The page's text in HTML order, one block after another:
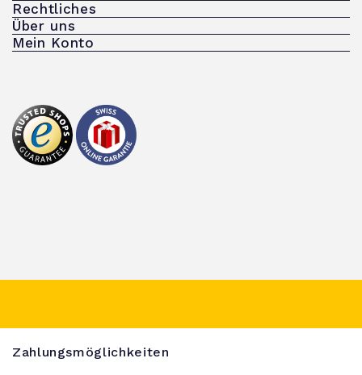
Rechtliches
Über uns
Mein Konto
Zahlungsmöglichkeiten